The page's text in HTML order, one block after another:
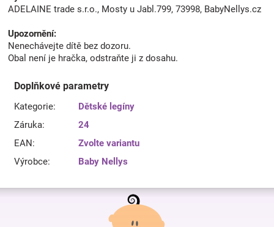
ADELAINE trade s.r.o., Mosty u Jabl.799, 73998, BabyNellys.cz
Upozornění:
Nenechávejte dítě bez dozoru.
Obal není je hračka, odstraňte ji z dosahu.
Doplňkové parametry
Kategorie:
Dětské legíny
Záruka:
24
EAN:
Zvolte variantu
Výrobce: Baby Nellys
Z